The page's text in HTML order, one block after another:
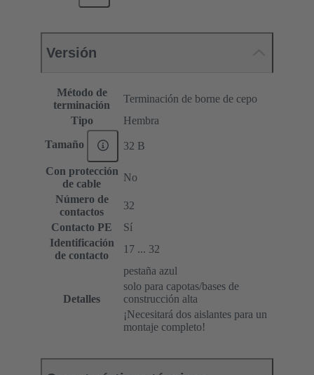
Versión
Método de
terminación
Terminación de borne de cepo
Tipo
Hembra
Tamaño 32 B
Con protección
de cable
No
Número de
contactos
32
Contacto PE
Sí
Identificación
de contacto
17 ... 32
Detalles
pestaña azul
solo para capotas/bases de
construcción alta
¡Necesitará dos aislantes para un
montaje completo!